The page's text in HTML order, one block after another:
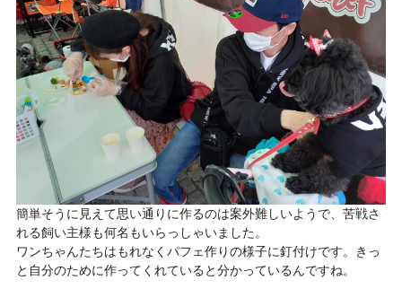
簡単そうに見えて思い通りに作るのは案外難しいようで、苦戦さ
れる飼い主様も何名もいらっしゃいました。
ワンちゃんたちはもれなくパフェ作りの様子に釘付けです。きっ
と自分のために作ってくれていると分かっているんですね。